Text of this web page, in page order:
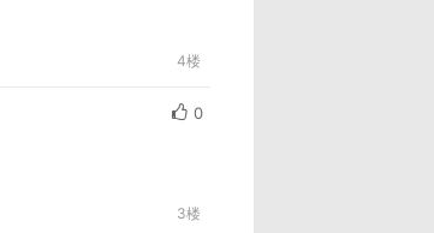
4楼
0
3楼